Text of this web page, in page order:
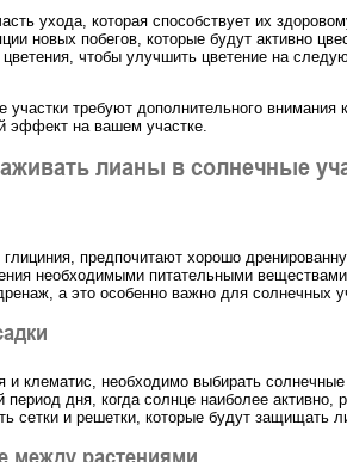
ухода, которая способствует их
новых побегов, которые будут активно
чтобы улучшить цветение на
участки требуют дополнительного
эффект на вашем участке.
лианы в солнечные
предпочитают хорошо
необходимыми питательными
а это особенно важно для солнечных
и клематис, необходимо выбирать
дня, когда солнце наиболее
сетки и решетки, которые будут
между растениями